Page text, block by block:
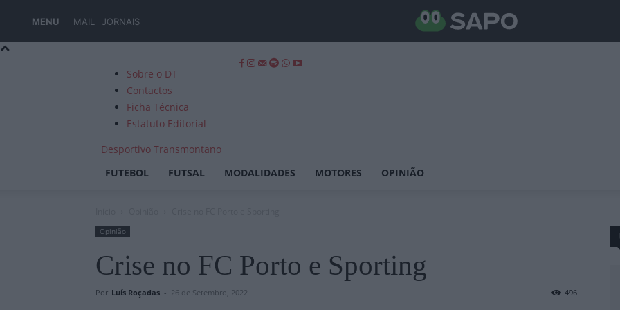
MENU MAIL JORNAIS
Sobre o DT
Contactos
Ficha Técnica
Estatuto Editorial
Desportivo Transmontano
FUTEBOL
FUTSAL MODALIDADES MOTORES OPINIÃO
Opinião
Crise no FC Porto e Sporting
Por Luís Roçadas - 26 de Setembro, 2022 496